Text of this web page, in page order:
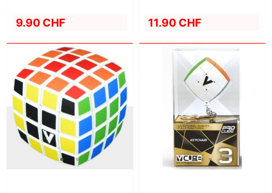
9.90 CHF 11.90 CHF